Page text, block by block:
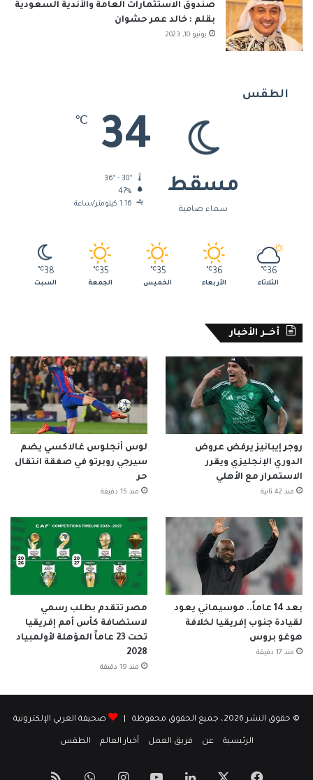
صندوق الاستثمارات العامة والأندية السعودية
بقلم : خالد عمر حشوان
يونيو 10, 2023
الطقس
مسقط
سماء صافية
34
℃
47%
1.16 كيلومتر/ساعة
36
℃
الثلاثاء
36
℃
الأربعاء
35
℃
الخميس
35
℃
الجمعة
38
℃
السبت
أخــر الأخبار
روجر إيبانيز يرفض عروض
الدوري الإنجليزي ويقرر
الاستمرار مع الأهلي
منذ 42 ثانية
لوس أنجلوس غالاكسي يضم
سيرجي روبرتو في صفقة انتقال
حر
منذ 15 دقيقة
بعد 14 عاماً.. موسيماني يعود
لقيادة جنوب إفريقيا لخلافة
هوغو بروس
منذ 17 دقيقة
مصر تتقدم بطلب رسمي
لاستضافة كأس أمم إفريقيا
تحت 23 عاماً المؤهلة لأولمبياد
2028
منذ 19 دقيقة
© حقوق النشر 2026، جميع الحقوق محفوظة | صحيفة العربي الإلكترونية
الرئيسية عن فريق العمل أخبار العالم الطقس
فيسبوك لينكدإن‫YouTubeانستقرامواتسابملخص